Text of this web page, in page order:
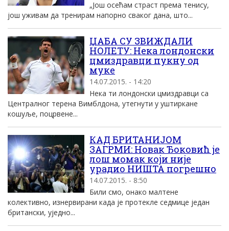
„Још осећам страст према тенису,
још уживам да тренирам напорно сваког дана, што...
ЏАБА СУ ЗВИЖДАЛИ
НОЛЕТУ: Нека лондонски
цмиздравци пукну од
муке
14.07.2015. - 14:20
Нека ти лондонски цмиздравци са
Централног терена Вимблдона, утегнути у уштиркане
кошуље, поцрвене...
КАД БРИТАНИЈОМ
ЗАГРМИ: Новак Ђоковић је
лош момак који није
урадио НИШТА погрешно
14.07.2015. - 8:50
Били смо, онако малтене
колективно, изнервирани када је протекле седмице један
британски, уједно...